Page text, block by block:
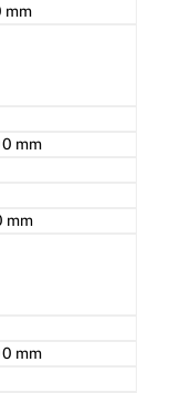
mm
mm
mm
mm